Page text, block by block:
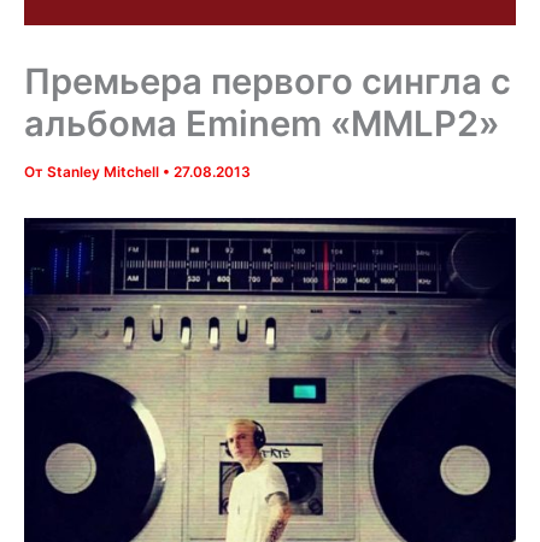
Премьера первого сингла с
альбома Eminem «MMLP2»
От Stanley Mitchell • 27.08.2013